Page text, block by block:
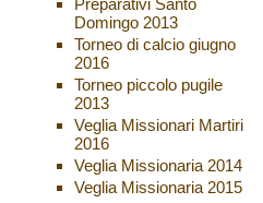
Preparativi Santo
Domingo 2013
Torneo di calcio giugno
2016
Torneo piccolo pugile
2013
Veglia Missionari Martiri
2016
Veglia Missionaria 2014
Veglia Missionaria 2015